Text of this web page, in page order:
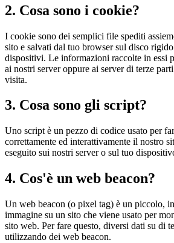
2. Cosa sono i cookie?
I cookie sono dei semplici file spediti
sito e salvati dal tuo browser sul disco
dispositivi. Le informazioni raccolte in essi
ai nostri server oppure ai server di terze
visita.
3. Cosa sono gli script?
Uno script è un pezzo di codice usato per
correttamente ed interattivamente il nostro
eseguito sui nostri server o sul tuo
4. Cos'è un web beacon?
Un web beacon (o pixel tag) è un piccolo,
immagine su un sito che viene usato per
sito web. Per fare questo, diversi dati su di
utilizzando dei web beacon.